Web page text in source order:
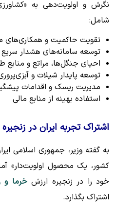
نگرش و اولویت‌دهی به
شامل:
تقویت حاکمیت و همکاری‌های
توسعه سامانه‌های هشدار
احیای جنگل‌ها، مراتع و منابع
توسعه پایدار شیلات و
مدیریت ریسک و اقدامات
استفاده بهینه از منابع مالی
اشتراک تجربه ایران در
به گفته وزیر، جمهوری اسلامی
کشور، یک محصول اولویت‌دار»
خود را در زنجیره ارزشخرما و
اشتراک بگذارد.